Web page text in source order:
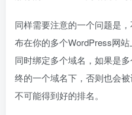
同样需要注意的一个问题是
布在你的多个WordPress网
同时绑定多个域名，如果是
终的一个域名下，否则也会
不可能得到好的排名。